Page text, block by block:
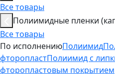
Все товары
Полиимидные пленки
Все товары
По исполнениюПолиимид
фторопластПолиимид с
фторопластовым покрытием